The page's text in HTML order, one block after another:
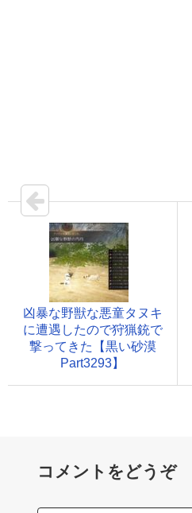
凶暴な野獣な悪童タヌキ
に遭遇したので狩猟銃で
撃ってきた【黒い砂漠
Part3293】
コメントをどうぞ